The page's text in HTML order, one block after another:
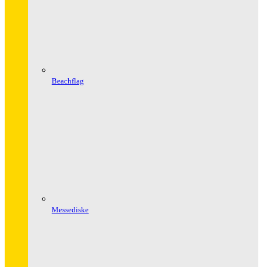
Beachflag
Messediske